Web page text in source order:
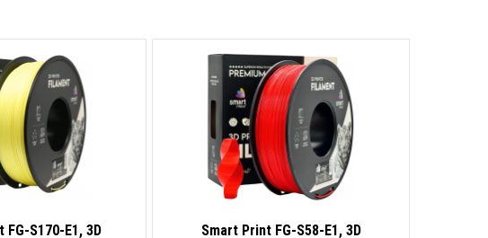
FG-S170-E1, 3D
Smart Print FG-S58-E1, 3D